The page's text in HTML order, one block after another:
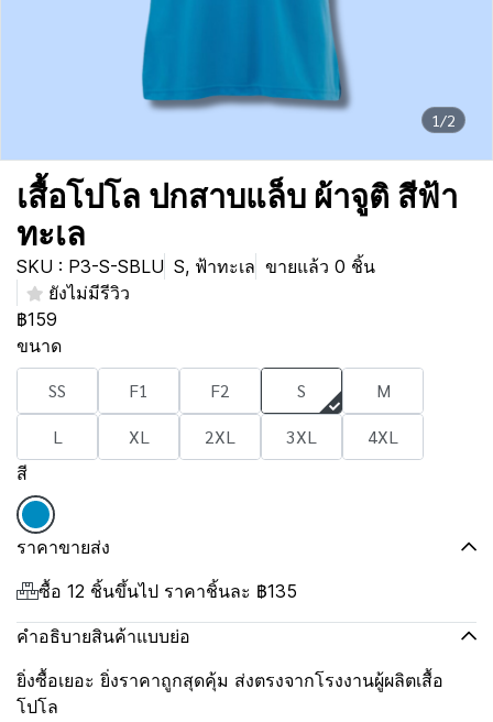
1/2
เสื้อโปโล ปกสาบแล็บ ผ้าจูติ สีฟ้า
ทะเล
SKU : P3-S-SBLU S, ฟ้าทะเล ขายแล้ว 0 ชิ้น
ยังไม่มีรีวิว
฿159
ขนาด
SS F1 F2 S
M
L
XL 2XL 3XL 4XL
สี
ราคาขายส่ง
ซื้อ 12 ชิ้นขึ้นไป ราคาชิ้นละ ฿135
คำอธิบายสินค้าแบบย่อ
ยิ่งซื้อเยอะ ยิ่งราคาถูกสุดคุ้ม ส่งตรงจากโรงงานผู้ผลิตเสื้อ
โปโล